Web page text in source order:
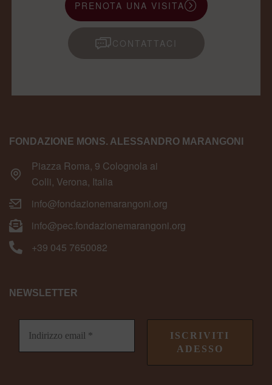
PRENOTA UNA VISITA
CONTATTACI
FONDAZIONE MONS. ALESSANDRO MARANGONI
Piazza Roma, 9 Colognola ai
Colli, Verona, Italia
info@fondazionemarangoni.org
info@pec.fondazionemarangoni.org
+39 045 7650082
NEWSLETTER